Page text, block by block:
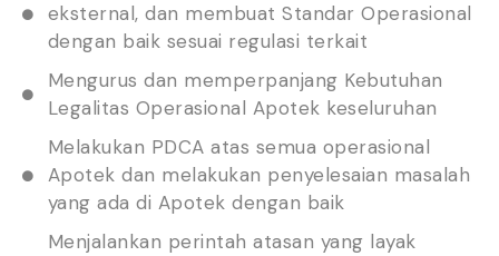
eksternal, dan membuat Standar Operasional
dengan baik sesuai regulasi terkait
Mengurus dan memperpanjang Kebutuhan
Legalitas Operasional Apotek keseluruhan
Melakukan PDCA atas semua operasional
Apotek dan melakukan penyelesaian masalah
yang ada di Apotek dengan baik
Menjalankan perintah atasan yang layak